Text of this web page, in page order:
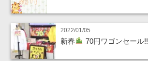
2022/01/05
新春 70円ワゴンセール!!